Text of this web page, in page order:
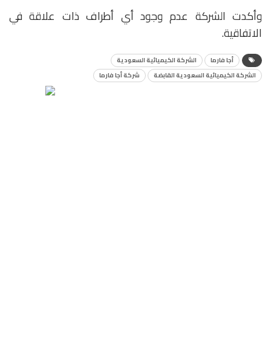
وأكدت الشركة عدم وجود أي أطراف ذات علاقة في
الاتفاقية.
أجا فارما
الشركة الكيميائية السعودية
الشركة الكيميائية السعودية القابضة
شركة أجا فارما